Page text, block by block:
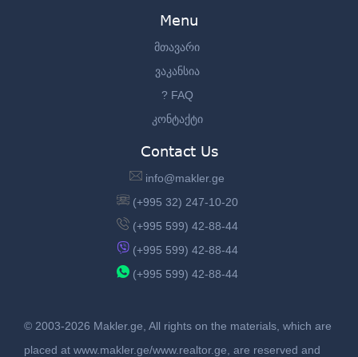
Menu
მთავარი
ვაკანსია
? FAQ
კონტაქტი
Contact Us
info@makler.ge
(+995 32) 247-10-20
(+995 599) 42-88-44
(+995 599) 42-88-44
(+995 599) 42-88-44
© 2003-2026 Makler.ge, All rights on the materials, which are
placed at www.makler.ge/www.realtor.ge, are reserved and